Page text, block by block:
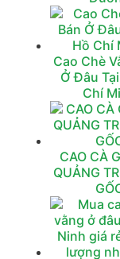
Cao Chè
Ở Đâu
Chí
CAO CÀ
QUẢNG